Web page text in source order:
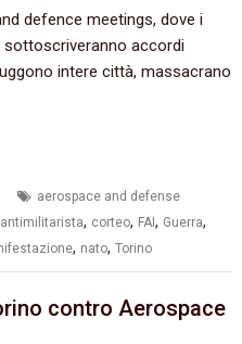
defence meetings, dove i
sottoscriveranno accordi
intere città, massacrano
aerospace and defense
, corteo, FAI, Guerra,
, nato,Torino
contro Aerospace